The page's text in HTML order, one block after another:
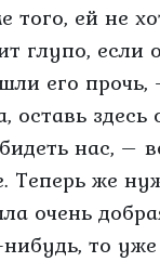
того, ей не
глупо, если
его прочь,
здесь
нас, –
Теперь же
очень
то